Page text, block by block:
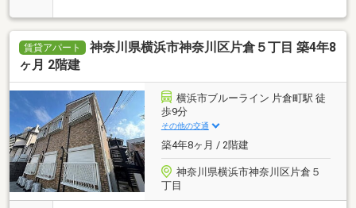
賃貸アパート
神奈川県横浜市神奈川区片倉５丁目 築4年8
ヶ月 2階建
横浜市ブルーライン 片倉町駅 徒
歩9分
その他の交通
築4年8ヶ月 / 2階建
神奈川県横浜市神奈川区片倉５
丁目